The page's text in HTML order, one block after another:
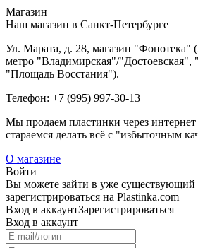
Магазин
Наш магазин в Санкт-Петербурге
Ул. Марата, д. 28, магазин "Фонотека"
метро "Владимирская"/"Достоевская",
"Площадь Восстания").
Телефон: +7 (995) 997-30-13
Мы продаем пластинки через интернет
стараемся делать всё с "избыточным
О магазине
Войти
Вы можете зайти в уже существующий
зарегистрироваться на Plastinka.com
Вход в аккаунтЗарегистрироваться
Вход в аккаунт